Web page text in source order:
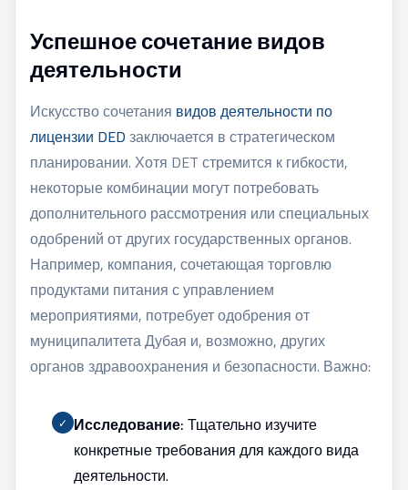
Успешное сочетание видов
деятельности
Искусство сочетания видов деятельности по
лицензии DEDзаключается в стратегическом
планировании. Хотя DET стремится к гибкости,
некоторые комбинации могут потребовать
дополнительного рассмотрения или специальных
одобрений от других государственных органов.
Например, компания, сочетающая торговлю
продуктами питания с управлением
мероприятиями, потребует одобрения от
муниципалитета Дубая и, возможно, других
органов здравоохранения и безопасности. Важно:
✓ Исследование:Тщательно изучите
конкретные требования для каждого вида
деятельности.